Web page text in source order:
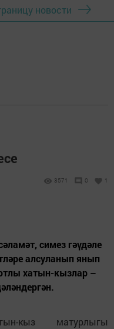
новости
3571 0 1
симез гәүдәле
алсуланып янып
хатын-кызлар –
кыз матурлыгы